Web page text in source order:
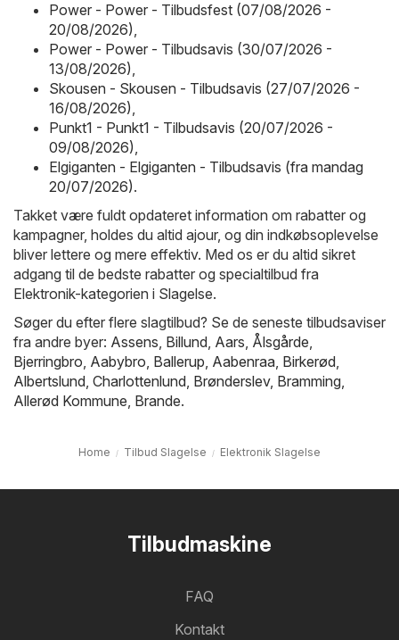
Power - Power - Tilbudsfest (07/08/2026 -
20/08/2026),
Power - Power - Tilbudsavis (30/07/2026 -
13/08/2026),
Skousen - Skousen - Tilbudsavis (27/07/2026 -
16/08/2026),
Punkt1 - Punkt1 - Tilbudsavis (20/07/2026 -
09/08/2026),
Elgiganten - Elgiganten - Tilbudsavis (fra mandag
20/07/2026).
Takket være fuldt opdateret information om rabatter og
kampagner, holdes du altid ajour, og din indkøbsoplevelse
bliver lettere og mere effektiv. Med os er du altid sikret
adgang til de bedste rabatter og specialtilbud fra
Elektronik-kategorien i Slagelse.
Søger du efter flere slagtilbud? Se de seneste tilbudsaviser
fra andre byer: Assens, Billund, Aars, Ålsgårde,
Bjerringbro, Aabybro, Ballerup, Aabenraa, Birkerød,
Albertslund, Charlottenlund, Brønderslev, Bramming,
Allerød Kommune, Brande.
Home Tilbud Slagelse Elektronik Slagelse
Tilbudmaskine
FAQ
Kontakt